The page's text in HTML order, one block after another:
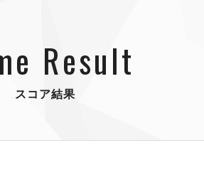
Result
スコア結果